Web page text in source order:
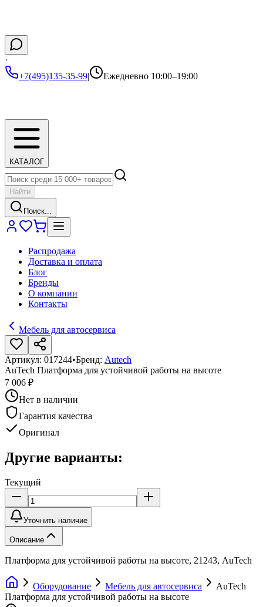
·
+7(495)135-35-99| Ежедневно 10:00–19:00
КАТАЛОГ
Найти
Поиск...
Распродажа
Доставка и оплата
Блог
Бренды
О компании
Контакты
Мебель для автосервиса
Артикул: 017244•Бренд: Autech
AuTech Платформа для устойчивой работы на высоте
7 006 ₽
Нет в наличии
Гарантия качества
Оригинал
Другие варианты:
Текущий
Уточнить наличие
Описание
Платформа для устойчивой работы на высоте, 21243, AuTech
Оборудование Мебель для автосервиса
AuTech
Платформа для устойчивой работы на высоте